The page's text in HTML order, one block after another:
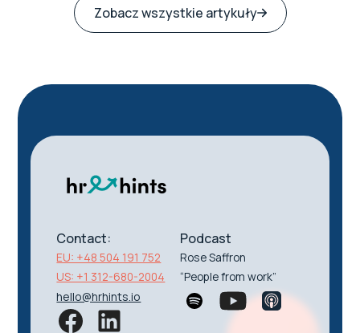
Zobacz wszystkie artykuły
Contact:
EU: +48 504 191 752
US: +1 312-680-2004
hello@hrhints.io
Podcast
Rose Saffron
“People from work”